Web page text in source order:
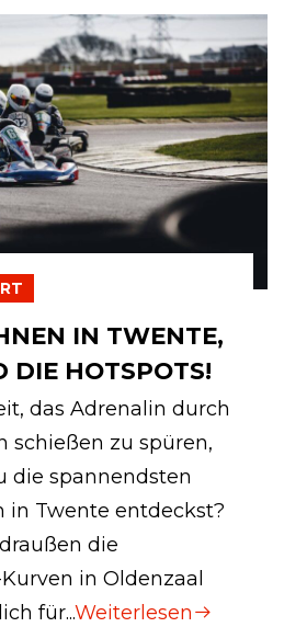
IN TWENTE,
DIE HOTSPOTS!
das Adrenalin durch
schießen zu spüren,
die spannendsten
in Twente entdeckst?
die
in Oldenzaal
für...Weiterlesen